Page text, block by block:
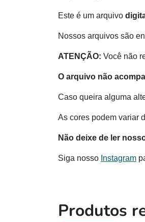
Este é um arquivo
Nossos arquivos são
ATENÇÃO: Você não
O arquivo não
Caso queira alguma
As cores podem variar
Não deixe de ler
Siga nosso Instagram
Produtos